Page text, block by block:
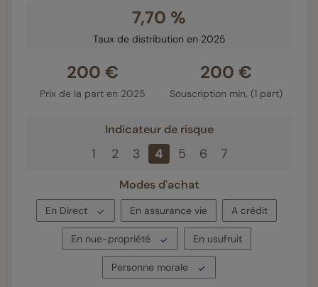
7,70 %
Taux de distribution en 2025
200 €
Prix de la part en 2025
200 €
Souscription min. (1 part)
Indicateur de risque
1 2 3 4 5 6 7
Modes d'achat
En Direct En assurance vie A crédit
En nue-propriété En usufruit
Personne morale